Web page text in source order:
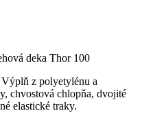
deka Thor 100
z polyetylénu a
chvostová chlopňa, dvojité
elastické traky.